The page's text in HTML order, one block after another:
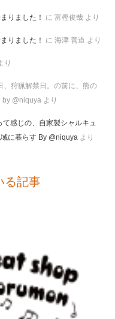
りました！ に 富樫俊哉 より
りました！ に 海津 善道 より
り
、狩猟解禁日。の前に、熊の
by @niquya より
て感じの、自家製シャルキュ
に暮らす By @niquya より
る記事